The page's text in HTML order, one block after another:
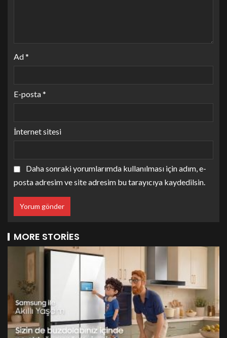
Ad*
E-posta*
İnternet sitesi
Daha sonraki yorumlarımda kullanılması için adım, e-
posta adresim ve site adresim bu tarayıcıya kaydedilsin.
MORE STORIES